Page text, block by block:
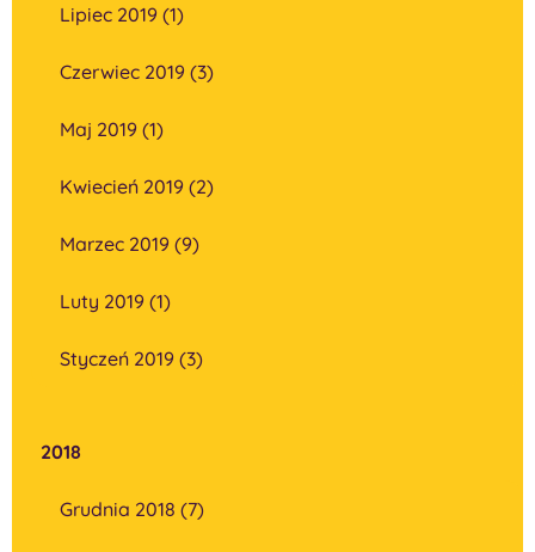
Lipiec 2019 (1)
Czerwiec 2019 (3)
Maj 2019 (1)
Kwiecień 2019 (2)
Marzec 2019 (9)
Luty 2019 (1)
Styczeń 2019 (3)
2018
Grudnia 2018 (7)